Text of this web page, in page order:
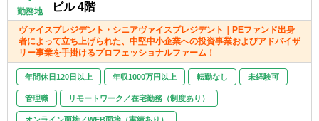
ヴィスグループ全体の成長をリードする存在
として活躍することも可能です。
この環境では、年齢やこれまでのキャリアに
縛られることなく、自らの手で経営の道を切
り拓いていくことができます。
■プロアクティブにオーナーシップをもって
業務に取り組める方
■業務品質向上観点での向上心や知的好奇心
のある方
■PEに関連する業務経験や強い興味のある方
■英語を習得し、グローバルに活躍したい気
持ちのある方
返済手法や支払利子の買収対象事業所得との
相殺可能性の分析など
・買収：公開買付、少数株主排除、マネジメ
ントバイアウト、対象会社の欠損金の買収後
の利用可能性の分析など
・バリューアップ：対象会社内の不要資産・
事業の外部売却、対象会社内の余剰資金のフ
勤務地
ビル 4階
ヴァイスプレジデント・シニアヴァイスプレジデント｜PEファンド出身
者によって立ち上げられた、中堅中小企業への投資事業およびアドバイザ
リー事業を手掛けるプロフェッショナルファーム！
年間休日120日以上 年収1000万円以上 転勤なし 未経験可
管理職 リモートワーク／在宅勤務（制度あり）
オンライン面接／WEB面接（実績あり）